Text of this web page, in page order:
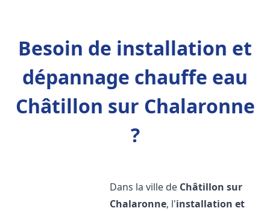
Besoin de installation et
dépannage chauffe eau
Châtillon sur Chalaronne
?
Dans la ville de Châtillon sur
Chalaronne, l'installation et